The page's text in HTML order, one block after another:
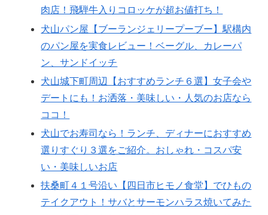
肉店！飛騨牛入りコロッケが超お値打ち！
犬山パン屋【ブーランジェリープーブー】駅構内
のパン屋を実食レビュー！ベーグル、カレーパ
ン、サンドイッチ
犬山城下町周辺【おすすめランチ６選】女子会や
デートにも！お洒落・美味しい・人気のお店なら
ココ！
犬山でお寿司なら！ランチ、ディナーにおすすめ
選りすぐり３選をご紹介。おしゃれ・コスパ安
い・美味しいお店
扶桑町４１号沿い【四日市ヒモノ食堂】でひもの
テイクアウト！サバとサーモンハラス焼いてみた